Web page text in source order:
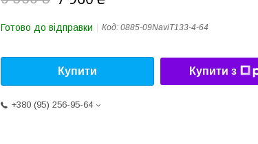
Готово до відправки Код: 0885-09NaviT133-4-64
Купити Купити з
+380 (95) 256-95-64